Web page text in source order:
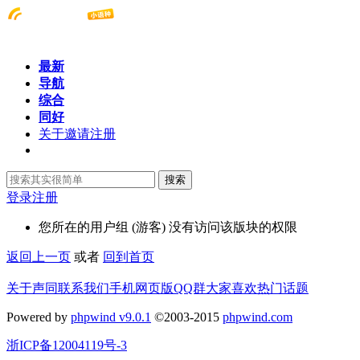
最新
导航
综合
同好
关于邀请注册
搜索
登录注册
您所在的用户组 (游客) 没有访问该版块的权限
返回上一页 或者 回到首页
关于声同联系我们手机网页版QQ群大家喜欢热门话题
Powered by phpwind v9.0.1 ©2003-2015 phpwind.com
浙ICP备12004119号-3